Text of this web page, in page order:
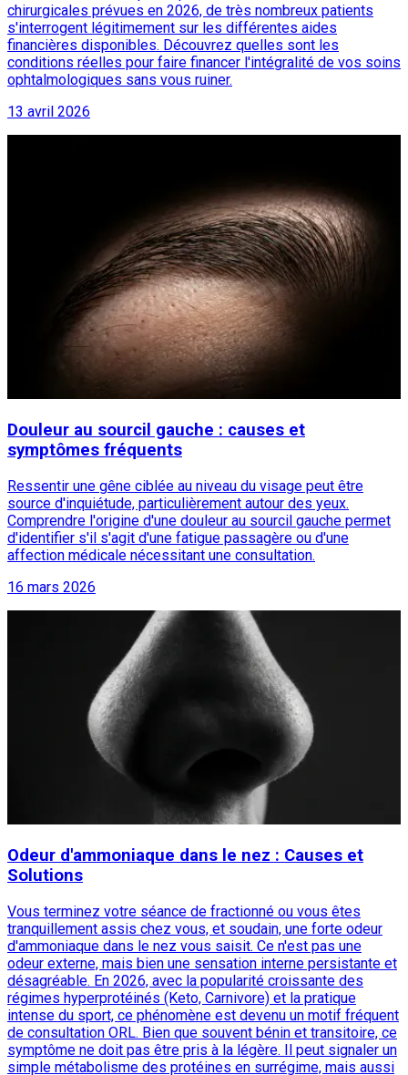
chirurgicales prévues en 2026, de très nombreux patients
s'interrogent légitimement sur les différentes aides
financières disponibles. Découvrez quelles sont les
conditions réelles pour faire financer l'intégralité de vos soins
ophtalmologiques sans vous ruiner.
13 avril 2026
Douleur au sourcil gauche : causes et
symptômes fréquents
Ressentir une gêne ciblée au niveau du visage peut être
source d'inquiétude, particulièrement autour des yeux.
Comprendre l'origine d'une douleur au sourcil gauche permet
d'identifier s'il s'agit d'une fatigue passagère ou d'une
affection médicale nécessitant une consultation.
16 mars 2026
Odeur d'ammoniaque dans le nez : Causes et
Solutions
Vous terminez votre séance de fractionné ou vous êtes
tranquillement assis chez vous, et soudain, une forte odeur
d'ammoniaque dans le nez vous saisit. Ce n'est pas une
odeur externe, mais bien une sensation interne persistante et
désagréable. En 2026, avec la popularité croissante des
régimes hyperprotéinés (Keto, Carnivore) et la pratique
intense du sport, ce phénomène est devenu un motif fréquent
de consultation ORL. Bien que souvent bénin et transitoire, ce
symptôme ne doit pas être pris à la légère. Il peut signaler un
simple métabolisme des protéines en surrégime, mais aussi